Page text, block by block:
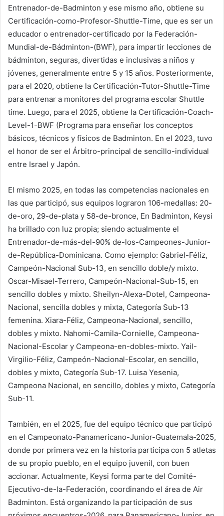
Entrenador-de-Badminton y ese mismo año, obtiene su
Certificación-como-Profesor-Shuttle-Time, que es ser un
educador o entrenador-certificado por la Federación-
Mundial-de-Bádminton-(BWF), para impartir lecciones de
bádminton, seguras, divertidas e inclusivas a niños y
jóvenes, generalmente entre 5 y 15 años. Posteriormente,
para el 2020, obtiene la Certificación-Tutor-Shuttle-Time
para entrenar a monitores del programa escolar Shuttle
time. Luego, para el 2025, obtiene la Certificación-Coach-
Level-1-BWF (Programa para enseñar los conceptos
básicos, técnicos y físicos de Badminton. En el 2023, tuvo
el honor de ser el Árbitro-principal de sencillo-individual
entre Israel y Japón.
El mismo 2025, en todas las competencias nacionales en
las que participó, sus equipos lograron 106-medallas: 20-
de-oro, 29-de-plata y 58-de-bronce, En Badminton, Keysi
ha brillado con luz propia; siendo actualmente el
Entrenador-de-más-del-90% de-los-Campeones-Junior-
de-República-Dominicana. Como ejemplo: Gabriel-Féliz,
Campeón-Nacional Sub-13, en sencillo doble/y mixto.
Oscar-Misael-Terrero, Campeón-Nacional-Sub-15, en
sencillo dobles y mixto. Sheilyn-Alexa-Dotel, Campeona-
Nacional, sencilla dobles y mixta, Categoría Sub-13
femenina. Xiara-Féliz, Campeona-Nacional, sencillo,
dobles y mixto. Nahomi-Camila-Cornielle, Campeona-
Nacional-Escolar y Campeona-en-dobles-mixto. Yail-
Virgilio-Féliz, Campeón-Nacional-Escolar, en sencillo,
dobles y mixto, Categoría Sub-17. Luisa Yesenia,
Campeona Nacional, en sencillo, dobles y mixto, Categoría
Sub-11.
También, en el 2025, fue del equipo técnico que participó
en el Campeonato-Panamericano-Junior-Guatemala-2025,
donde por primera vez en la historia participa con 5 atletas
de su propio pueblo, en el equipo juvenil, con buen
accionar. Actualmente, Keysi forma parte del Comité-
Ejecutivo-de-la-Federación, coordinando el área de Air
Badminton. Está organizando la participación de sus